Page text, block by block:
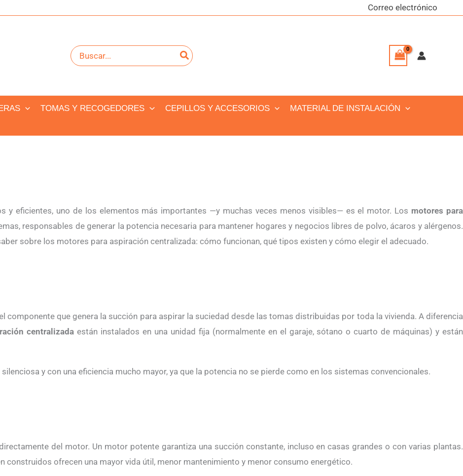
Correo electrónico
Buscar
por:
TOMAS Y RECOGEDORES CEPILLOS Y ACCESORIOS
MATERIAL DE INSTALACIÓN
y eficientes, uno de los elementos más importantes —y muchas veces menos visibles— es el motor. Los motores para
responsables de generar la potencia necesaria para mantener hogares y negocios libres de polvo, ácaros y alérgenos.
sobre los motores para aspiración centralizada: cómo funcionan, qué tipos existen y cómo elegir el adecuado.
componente que genera la succión para aspirar la suciedad desde las tomas distribuidas por toda la vivienda. A diferencia
centralizada están instalados en una unidad fija (normalmente en el garaje, sótano o cuarto de máquinas) y están
y con una eficiencia mucho mayor, ya que la potencia no se pierde como en los sistemas convencionales.
del motor. Un motor potente garantiza una succión constante, incluso en casas grandes o con varias plantas.
construidos ofrecen una mayor vida útil, menor mantenimiento y menor consumo energético.